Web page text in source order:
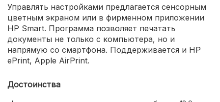
Управлять настройками предлагается сенсорным
цветным экраном или в фирменном приложении
HP Smart. Программа позволяет печатать
документы не только с компьютера, но и
напрямую со смартфона. Поддерживается и HP
ePrint, Apple AirPrint.
Достоинства